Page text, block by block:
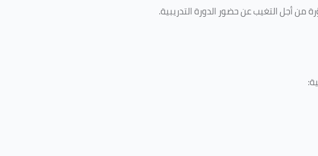
من أجل التغيب عن حضور الدورة التدريبية.